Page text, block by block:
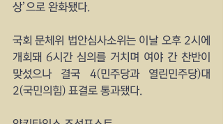
상’으로 완화됐다.
국회 문체위 법안심사소위는 이날 오후 2시에
개회돼 6시간 심의를 거치며 여야 간 찬반이
맞섰으나 결국 4(민주당과 열린민주당)대
2(국민의힘) 표결로 통과됐다.